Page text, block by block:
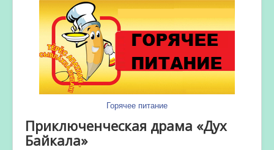
Горячее питание
Приключенческая драма «Дух
Байкала»